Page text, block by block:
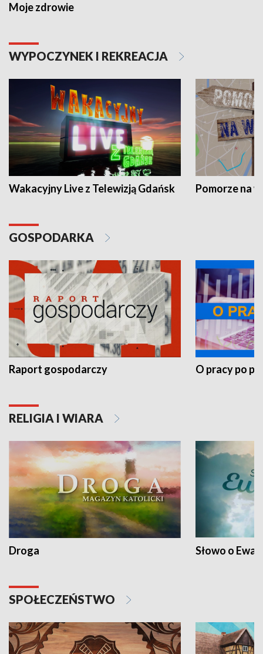
Moje zdrowie
WYPOCZYNEK I REKREACJA
Wakacyjny Live z Telewizją Gdańsk Pomorze na
GOSPODARKA
Raport gospodarczy O pracy po
RELIGIA I WIARA
Droga Słowo o
SPOŁECZEŃSTWO